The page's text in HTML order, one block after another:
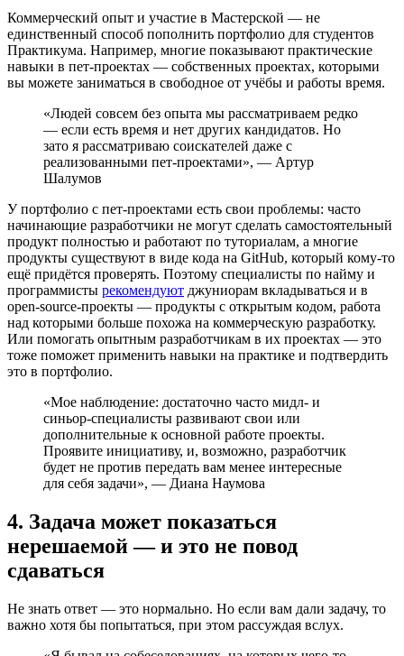
Коммерческий опыт и участие в Мастерской — не
единственный способ пополнить портфолио для студентов
Практикума. Например, многие показывают практические
навыки в пет-проектах — собственных проектах, которыми
вы можете заниматься в свободное от учёбы и работы время.
«Людей совсем без опыта мы рассматриваем редко
— если есть время и нет других кандидатов. Но
зато я рассматриваю соискателей даже с
реализованными пет-проектами», — Артур
Шалумов
У портфолио с пет-проектами есть свои проблемы: часто
начинающие разработчики не могут сделать самостоятельный
продукт полностью и работают по туториалам, а многие
продукты существуют в виде кода на GitHub, который кому-то
ещё придётся проверять. Поэтому специалисты по найму и
программисты рекомендуют джуниорам вкладываться и в
open-source-проекты — продукты с открытым кодом, работа
над которыми больше похожа на коммерческую разработку.
Или помогать опытным разработчикам в их проектах — это
тоже поможет применить навыки на практике и подтвердить
это в портфолио.
«Мое наблюдение: достаточно часто мидл- и
синьор-специалисты развивают свои или
дополнительные к основной работе проекты.
Проявите инициативу, и, возможно, разработчик
будет не против передать вам менее интересные
для себя задачи», — Диана Наумова
4. Задача может показаться
нерешаемой — и это не повод
сдаваться
Не знать ответ — это нормально. Но если вам дали задачу, то
важно хотя бы попытаться, при этом рассуждая вслух.